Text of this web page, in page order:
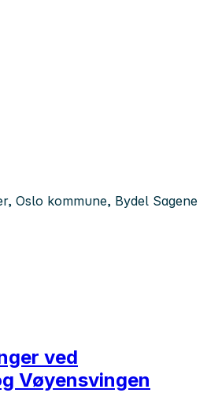
Oslo kommune, Bydel Sagene
ved
Vøyensvingen